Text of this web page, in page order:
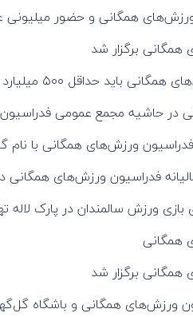
همگانی و حضور
برگزار شد
حداقل ۵۰۰ میلیارد باشد
در حاشیه مجمع عمومی
فدراسیون ورزش‌های همگانی با نام
فدراسیون ورزش‌های همگانی در
ورزش سالمندان در پارک
همگانی
برگزار شد
ورزش‌های همگانی و باشگاه